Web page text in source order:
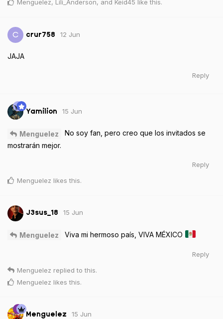
Menguelez, Lili_Anderson, and Keid45 like this.
C crur758 12 Jun
JAJA
Reply
Yamilion 15 Jun
Menguelez
No soy fan, pero creo que los invitados se
mostrarán mejor.
Reply
Menguelez likes this.
J3sus_18 15 Jun
Menguelez Viva mi hermoso país, VIVA MÉXICO
Reply
Menguelez replied to this.
Menguelez likes this.
Menguelez 15 Jun